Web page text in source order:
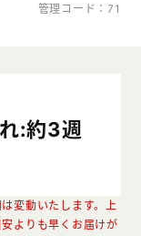
管理コード：71
:約3週
変動いたします。上
よりも早くお届けが